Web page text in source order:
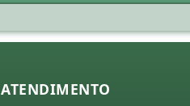
ATENDIMENTO